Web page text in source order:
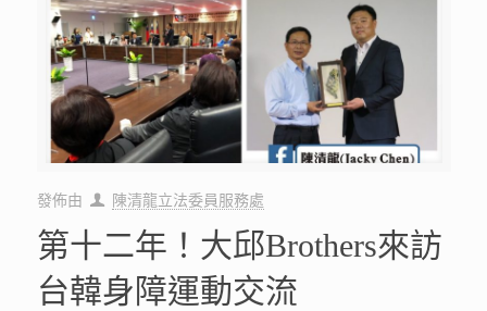
發佈由 陳清龍立法委員服務處
第十二年！大邱Brothers來訪
台韓身障運動交流